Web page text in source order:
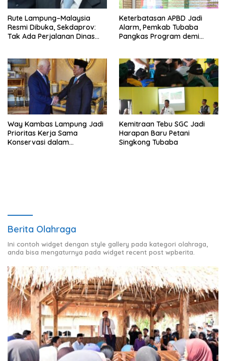
Rute Lampung–Malaysia
Resmi Dibuka, Sekdaprov:
Tak Ada Perjalanan Dinas
Keterbatasan APBD Jadi
Alarm, Pemkab Tubaba
Pangkas Program demi
Way Kambas Lampung Jadi
Prioritas Kerja Sama
Konservasi dalam
Kemitraan Tebu SGC Jadi
Harapan Baru Petani
Singkong Tubaba
Berita Olahraga
Ini contoh widget dengan style gallery pada kategori olahraga,
anda bisa mengaturnya pada widget recent post wpberita.